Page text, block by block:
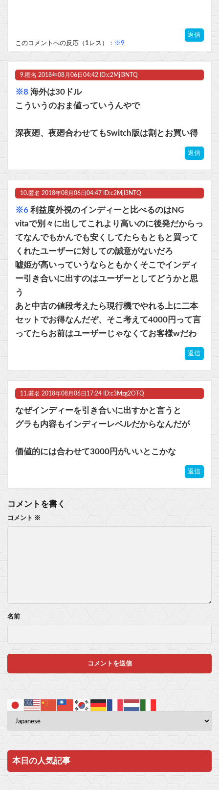
返信
このコメントへの反応（1レス）： ※9
9. 匿名 2018年08月06日04:42 ID:c2MjI3NTQ
※8 海外は30ドル
こういうのおま値っていうんやで
深夜廻、夜廻合わせてもSwitch版は割とお買い得
返信
10. 匿名 2018年08月06日04:47 ID:c2MjI3NTQ
※6 利益度外視のインディーと比べるのはNG
vitaで別々に出してこれより高いのに後発だからっ
てなんでもかんでも安くしてたらもともと買って
くれたユーザーに対しての誠意がないだろ
嘘姫が高いっていうならともかくそこでインディ
ー引き合いに出すのはユーザーとしてどうかと思
う
あと中古の値段考えたら現行機でやれる上に二本
セットでお得なんだぞ、そこ考えて4000円って言
ってたらお前はユーザーじゃなくてお客様wだわ
返信
11. 匿名 2018年08月06日17:24 ID:c3Mzg2OTQ
なぜインディーを引き合いに出すかと言うと
グラも内容もインディーレベルだからなんだが
価値的には合わせて3000円がいいとこかな
返信
コメントを書く
コメント ※
名前
本日の人気記事